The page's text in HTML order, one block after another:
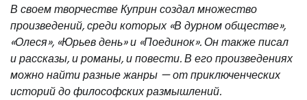
В своем творчестве Куприн создал множество
произведений, среди которых «В дурном обществе»,
«Олеся», «Юрьев день» и «Поединок». Он также писал
и рассказы, и романы, и повести. В его произведениях
можно найти разные жанры — от приключенческих
историй до философских размышлений.